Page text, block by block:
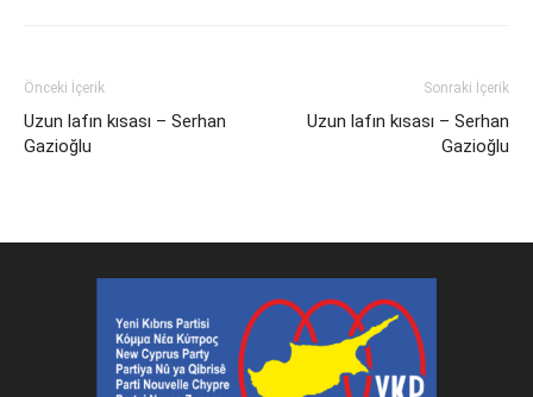
Önceki İçerik
Uzun lafın kısası – Serhan
Gazioğlu
Sonraki İçerik
Uzun lafın kısası – Serhan
Gazioğlu